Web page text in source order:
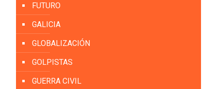
FUTURO
GALICIA
GLOBALIZACIÓN
GOLPISTAS
GUERRA CIVIL